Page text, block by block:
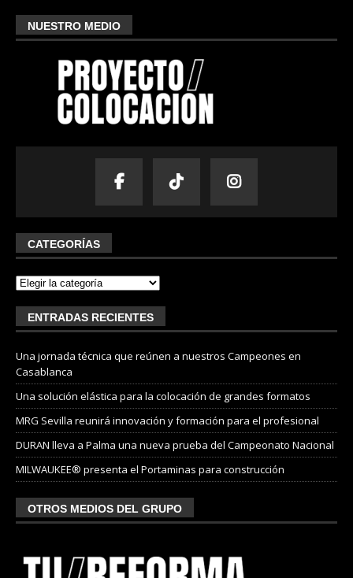
NUESTRO MEDIO
CATEGORÍAS
ENTRADAS RECIENTES
Una jornada técnica que reúnen a nuestros Campeones en
Casablanca
Una solución elástica para la colocación de grandes formatos
MRG Sevilla reunirá innovación y formación para el profesional
DURAN lleva a Palma una nueva prueba del Campeonato Nacional
MILWAUKEE® presenta el Portaminas para construcción
OTROS MEDIOS DEL GRUPO